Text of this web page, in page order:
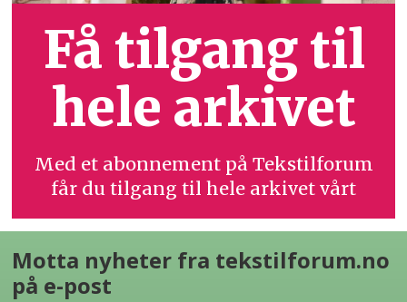
Få tilgang til
hele arkivet
Med et abonnement på Tekstilforum
får du tilgang til hele arkivet vårt
Motta nyheter fra tekstilforum.no
på e-post